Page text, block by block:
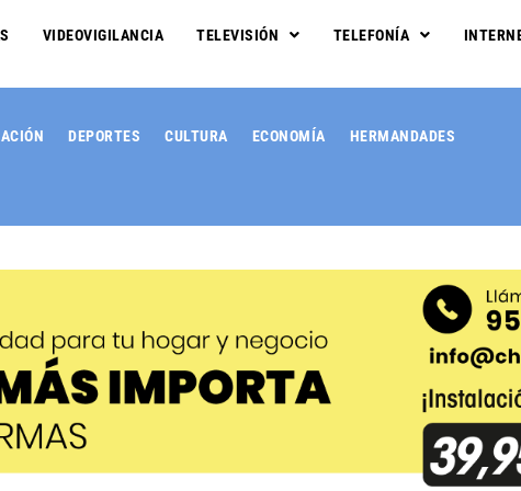
VIDEOVIGILANCIA TELEVISIÓN TELEFONÍA
DEPORTES CULTURA ECONOMÍA HERMANDADES